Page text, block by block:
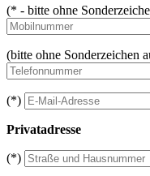
(* - bitte ohne
(bitte ohne Sonderzeichen
(*)
Privatadresse
(*)